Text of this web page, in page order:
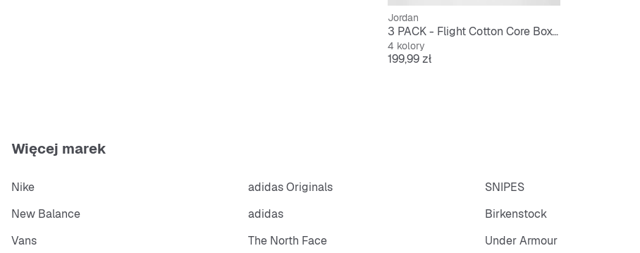
Jordan
3 PACK - Flight Cotton Core Boxer Brief
4 kolory
Cena
199,99 zł
Więcej marek
Nike adidas Originals SNIPES
New Balance
adidas Birkenstock
Vans
The North Face Under Armour